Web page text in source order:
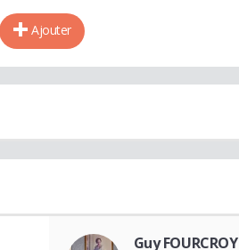
Ajouter
Guy FOURCROY